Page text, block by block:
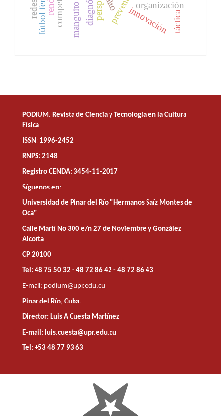
innovación
organización
táctica
PODIUM. Revista de Ciencia y Tecnología en la Cultura
Física
ISSN: 1996-2452
RNPS: 2148
Registro CENDA: 3454-11-2017
Síguenos en:
Universidad de Pinar del Río "Hermanos Saíz Montes de
Oca"
Calle Martí No 300 e/n 27 de Noviembre y González
Alcorta
CP 20100
Tel: 48 75 50 32 - 48 72 86 42 - 48 72 86 43
E-mail: podium@upr.edu.cu
Pinar del Río, Cuba.
Director: Luis A Cuesta Martínez
E-mail: luis.cuesta@upr.edu.cu
Tel: +53 48 77 93 63